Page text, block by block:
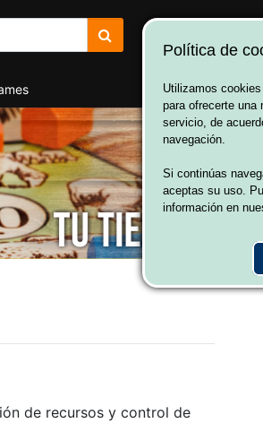
de recursos y control de
Política de
Utilizamos
para ofrecerte una
servicio, de
navegación.
Si continúas
aceptas su uso.
información en